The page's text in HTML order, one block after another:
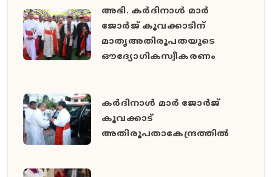
അഭി. കർദിനാൾ മാർ
ജോർജ് കൂവക്കാടിന്
മാതൃഅതിരൂപതയുടെ
ഔദ്യോഗികസ്വീകരണം
കർദിനാൾ മാർ ജോർജ്
കൂവക്കാട്
അതിരൂപതാകേന്ദ്രത്തിൽ